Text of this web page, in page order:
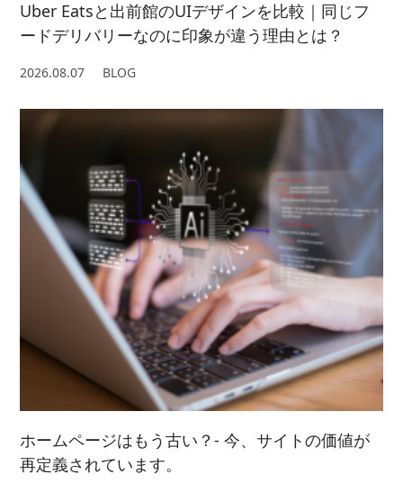
Uber Eatsと出前館のUIデザインを比較｜同じフ
ードデリバリーなのに印象が違う理由とは？
2026.08.07 BLOG
ホームページはもう古い？- 今、サイトの価値が
再定義されています。